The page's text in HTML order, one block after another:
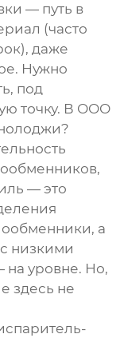
— путь в
(часто
даже
Нужно
под
точку. В ООО
— это
а
низкими
уровне. Но,
здесь не